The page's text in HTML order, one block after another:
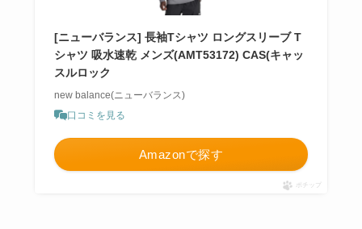
[ニューバランス] 長袖Tシャツ ロングスリーブ T
シャツ 吸水速乾 メンズ(AMT53172) CAS(キャッ
スルロック
new balance(ニューバランス)
口コミを見る
Amazonで探す
ポチップ